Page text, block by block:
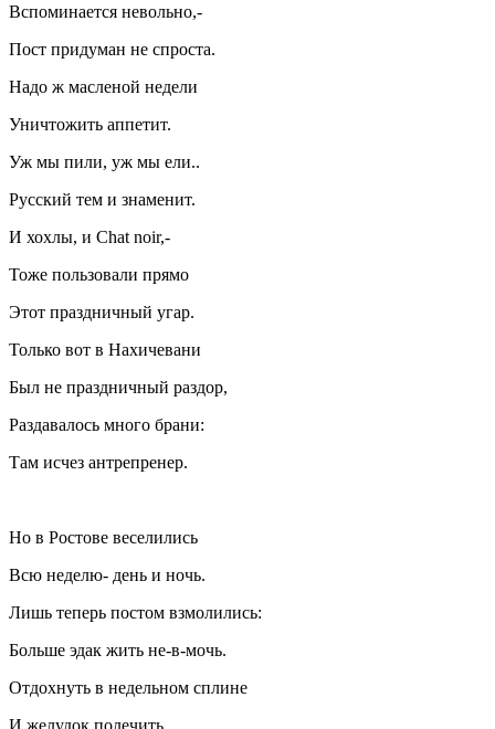
Вспоминается невольно,-
Пост придуман не спроста.
Надо ж масленой недели
Уничтожить аппетит.
Уж мы пили, уж мы ели..
Русский тем и знаменит.
И хохлы, и Chat noir,-
Тоже пользовали прямо
Этот праздничный угар.
Только вот в Нахичевани
Был не праздничный раздор,
Раздавалось много брани:
Там исчез антрепренер.
Но в Ростове веселились
Всю неделю- день и ночь.
Лишь теперь постом взмолились:
Больше эдак жить не-в-мочь.
Отдохнуть в недельном сплине
И желудок полечить.